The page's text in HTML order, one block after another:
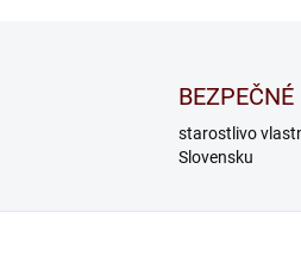
BEZPEČNÉ
starostlivo
Slovensku